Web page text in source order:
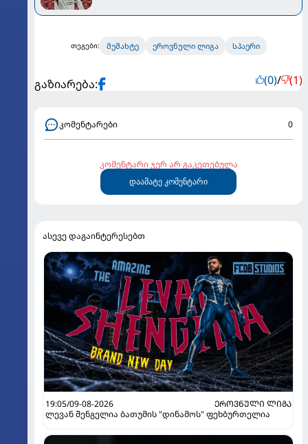
თეგები: მეშახტე ეროვნული ლიგა სპაერი
გაზიარება: (0)/ (1)
კომენტარები 0
კომენტარი ჯერ არ გაკეთებულა
დაამატე კომენტარი
ასევე დაგაინტერესებთ
19:05/09-08-2026
ᲔᲠᲝᲕᲜᲣᲚᲘ ᲚᲘᲒᲐ
ლევან შენგელია ბათუმის "დინამოს" ფეხბურთელია